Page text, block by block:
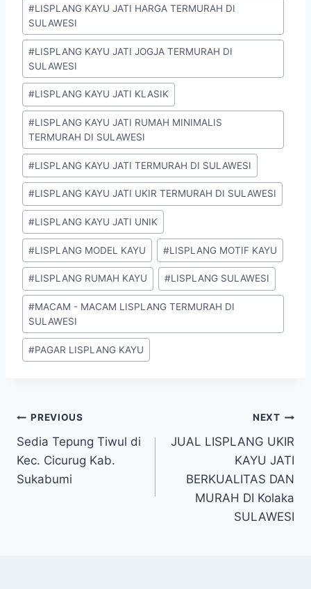
#LISPLANG KAYU JATI HARGA TERMURAH DI
SULAWESI
#LISPLANG KAYU JATI JOGJA TERMURAH DI
SULAWESI
#LISPLANG KAYU JATI KLASIK
#LISPLANG KAYU JATI RUMAH MINIMALIS
TERMURAH DI SULAWESI
#LISPLANG KAYU JATI TERMURAH DI SULAWESI
#LISPLANG KAYU JATI UKIR TERMURAH DI SULAWESI
#LISPLANG KAYU JATI UNIK
#LISPLANG MODEL KAYU #LISPLANG MOTIF KAYU
#LISPLANG RUMAH KAYU #LISPLANG SULAWESI
#MACAM - MACAM LISPLANG TERMURAH DI
SULAWESI
#PAGAR LISPLANG KAYU
PREVIOUS
Sedia Tepung Tiwul di
Kec. Cicurug Kab.
Sukabumi
NEXT
JUAL LISPLANG UKIR
KAYU JATI
BERKUALITAS DAN
MURAH DI Kolaka
SULAWESI